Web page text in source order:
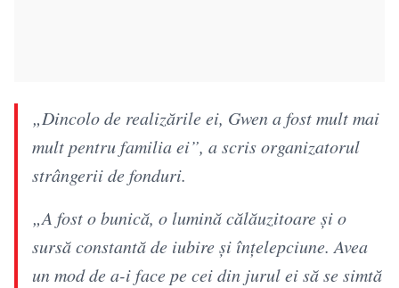
„Dincolo de realizările ei, Gwen a fost mult mai
mult pentru familia ei”, a scris organizatorul
strângerii de fonduri.
„A fost o bunică, o lumină călăuzitoare și o
sursă constantă de iubire și înțelepciune. Avea
un mod de a-i face pe cei din jurul ei să se simtă